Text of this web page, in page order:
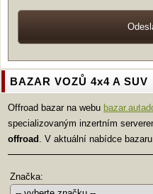
BAZAR VOZŮ 4x4 A SUV
Offroad bazar na webu
specializovaným inzertním
offroad
. V aktuální nabídce
Značka: